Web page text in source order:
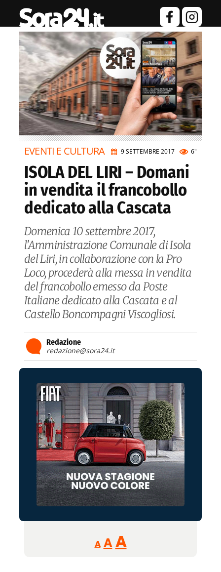
9 SETTEMBRE 2017 6"
EVENTI E CULTURA
ISOLA DEL LIRI – Domani
in vendita il francobollo
dedicato alla Cascata
Domenica 10 settembre 2017,
l'Amministrazione Comunale di Isola
del Liri, in collaborazione con la Pro
Loco, procederà alla messa in vendita
del francobollo emesso da Poste
Italiane dedicato alla Cascata e al
Castello Boncompagni Viscogliosi.
Redazione
redazione@sora24.it
A
Reducir
tamaño
A Restablecer
AAumentar